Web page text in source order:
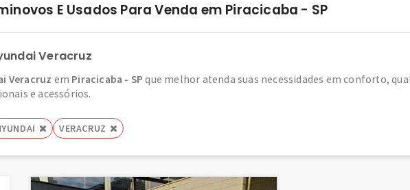
E Usados Para Venda em Piracicaba - SP
Veracruz
Veracruz em Piracicaba - SP que melhor atenda suas necessidades em conforto,
e acessórios.
VERACRUZ